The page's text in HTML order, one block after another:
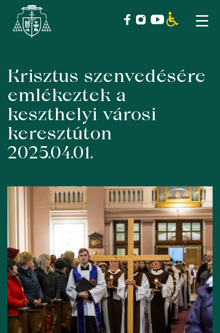
SkipKrisztus szenvedésére
emlékeztek a
keszthelyi városi
keresztúton
2025.04.01.